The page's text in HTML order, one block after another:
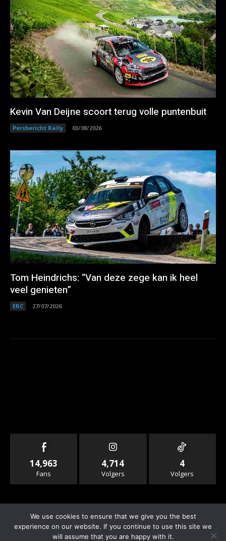
Kevin Van Deijne scoort terug volle puntenbuit
Persbericht Rally 03/08/2026
Tom Heindrichs: “Van deze zege kan ik heel
veel genieten”
ERC 27/07/2026
14,963
Fans
4,714
Volgers
4
Volgers
We use cookies to ensure that we give you the best
experience on our website. If you continue to use this site we
will assume that you are happy with it.